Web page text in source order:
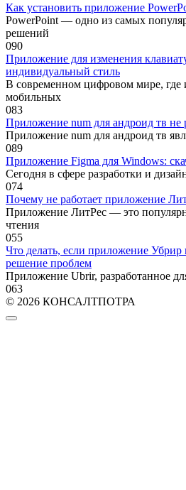
Как установить приложение
PowerPoint — одно из самых
решений
090
Приложение для изменения
индивидуальный стиль
В современном цифровом мире, где
мобильных
083
Приложение num для андроид тв не
Приложение num для андроид тв
089
Приложение Figma для Windows:
Сегодня в сфере разработки и
074
Почему не работает приложение
Приложение ЛитРес — это
чтения
055
Что делать, если приложение Убрир
решение проблем
Приложение Ubrir, разработанное
063
© 2026 КОНСАЛТПОТРА